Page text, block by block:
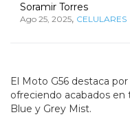
Soramir Torres
Ago 25, 2025, CELULARES
El Moto G56 destaca
ofreciendo acabados
Blue y Grey Mist.